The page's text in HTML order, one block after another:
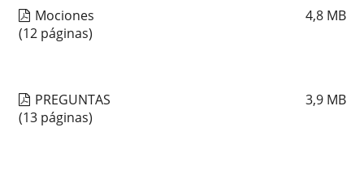
Mociones 4,8 MB
(12 páginas)
PREGUNTAS 3,9 MB
(13 páginas)